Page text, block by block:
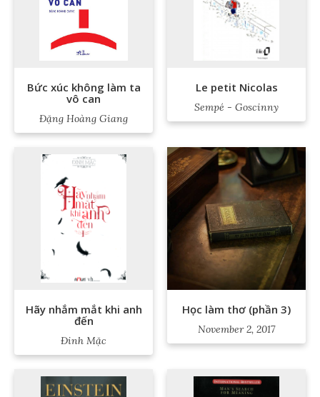
Bức xúc không làm ta
vô can
Đặng Hoàng Giang
Le petit Nicolas
Sempé - Goscinny
Hãy nhắm mắt khi anh
đến
Đinh Mặc
Học làm thơ (phần 3)
November 2, 2017